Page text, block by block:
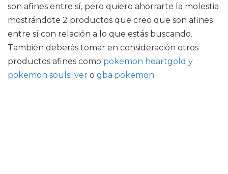
son afines entre sí, pero quiero ahorrarte la molestia
mostrándote 2 productos que creo que son afines
entre sí con relación a lo que estás buscando.
También deberás tomar en consideración otros
productos afines como pokemon heartgold y
pokemon soulsilver o gba pokemon.